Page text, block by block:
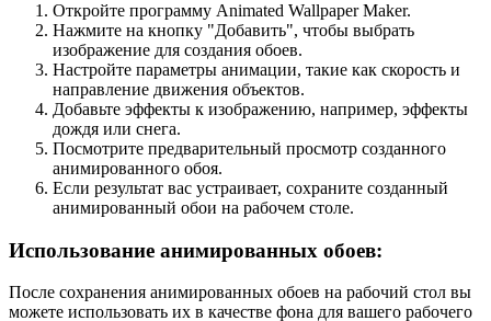
Откройте программу Animated Wallpaper Maker.
Нажмите на кнопку "Добавить", чтобы выбрать
изображение для создания обоев.
Настройте параметры анимации, такие как скорость и
направление движения объектов.
Добавьте эффекты к изображению, например, эффекты
дождя или снега.
Посмотрите предварительный просмотр созданного
анимированного обоя.
Если результат вас устраивает, сохраните созданный
анимированный обои на рабочем столе.
Использование анимированных обоев:
После сохранения анимированных обоев на рабочий стол вы
можете использовать их в качестве фона для вашего рабочего